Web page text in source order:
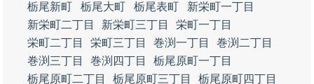
栃尾新町
栃尾大町 栃尾表町
新栄町一丁目
新栄町二丁目
新栄町三丁目
栄町一丁目
栄町二丁目
栄町三丁目 巻渕一丁目
巻渕二丁目
巻渕三丁目
巻渕四丁目
栃尾原町一丁目
栃尾原町二丁目
栃尾原町三丁目 栃尾原町四丁目